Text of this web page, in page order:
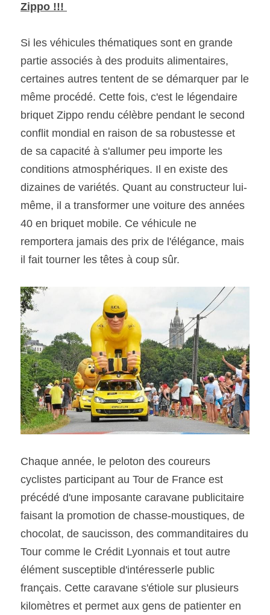
Zippo !!!
Si les véhicules thématiques sont en grande
partie associés à des produits alimentaires,
certaines autres tentent de se démarquer par le
même procédé. Cette fois, c'est le légendaire
briquet Zippo rendu célèbre pendant le second
conflit mondial en raison de sa robustesse et
de sa capacité à s'allumer peu importe les
conditions atmosphériques. Il en existe des
dizaines de variétés. Quant au constructeur lui-
même, il a transformer une voiture des années
40 en briquet mobile. Ce véhicule ne
remportera jamais des prix de l'élégance, mais
il fait tourner les têtes à coup sûr.
Chaque année, le peloton des coureurs
cyclistes participant au Tour de France est
précédé d'une imposante caravane publicitaire
faisant la promotion de chasse-moustiques, de
chocolat, de saucisson, des commanditaires du
Tour comme le Crédit Lyonnais et tout autre
élément susceptible d'intéresserle public
français. Cette caravane s'étiole sur plusieurs
kilomètres et permet aux gens de patienter en